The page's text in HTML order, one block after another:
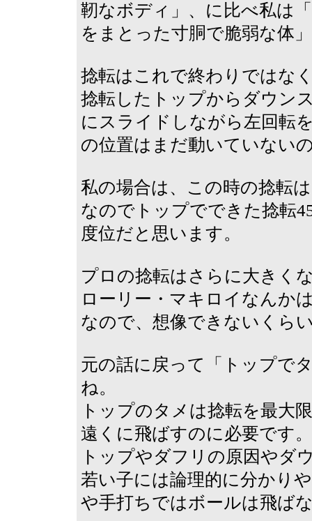
靭なボディ」、に比べ私は
をまとった寸胴で脆弱な体
捻転はこれで終わりではな
捻転したトップからダウン
にスライドしながら左回転
の位置はまだ動いていない
私の場合は、この時の捻転
なのでトップでできた捻転
度位だと思います。
プロの捻転はさらに大きく
ローリー・マキロイなんか
なので、想像できないくら
元の話に戻って「トップで
ね。
トップのタメは捻転を最大
遠くに飛ばすのに必要です。
トップやダフリの原因やダ
若い子には論理的に分かり
や手打ちではボールは飛ば